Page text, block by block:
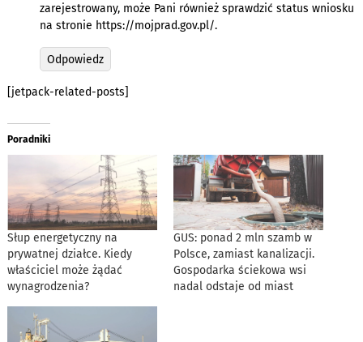
zarejestrowany, może Pani również sprawdzić status wniosku
na stronie https://mojprad.gov.pl/.
Odpowiedz
[jetpack-related-posts]
Poradniki
Słup energetyczny na
prywatnej działce. Kiedy
właściciel może żądać
wynagrodzenia?
GUS: ponad 2 mln szamb w
Polsce, zamiast kanalizacji.
Gospodarka ściekowa wsi
nadal odstaje od miast